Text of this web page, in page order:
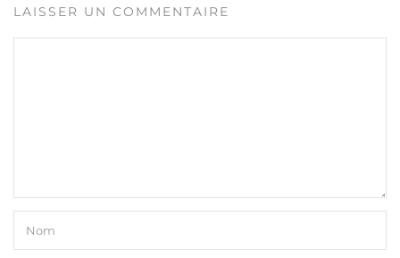
LAISSER UN COMMENTAIRE